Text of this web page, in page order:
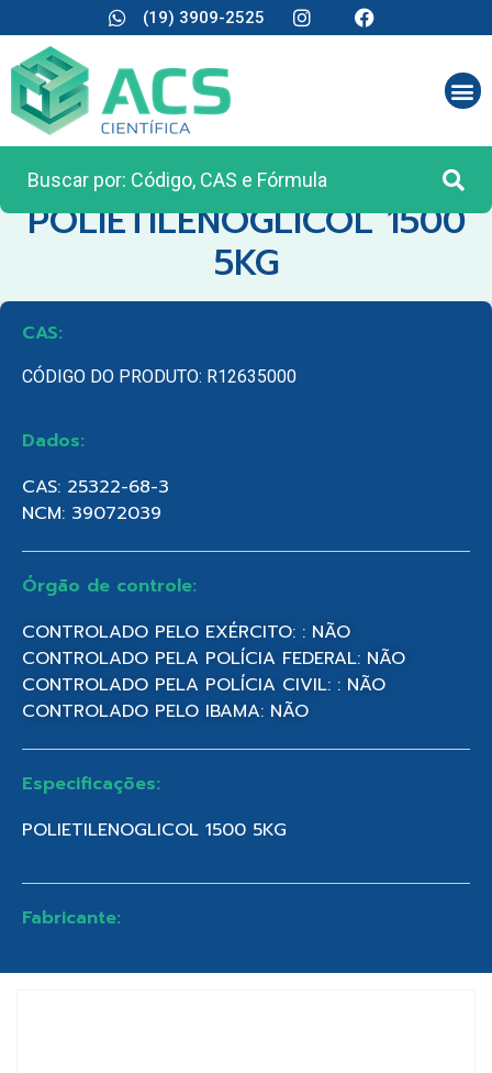
(19) 3909-2525
CATEGORIA:REAGENTES ANALÍTICOS
POLIETILENOGLICOL 1500
5KG
CAS:
CÓDIGO DO PRODUTO: R12635000
Dados:
CAS: 25322-68-3
NCM: 39072039
Órgão de controle:
CONTROLADO PELO EXÉRCITO: : NÃO
CONTROLADO PELA POLÍCIA FEDERAL: NÃO
CONTROLADO PELA POLÍCIA CIVIL: : NÃO
CONTROLADO PELO IBAMA: NÃO
Especificações:
POLIETILENOGLICOL 1500 5KG
Fabricante: